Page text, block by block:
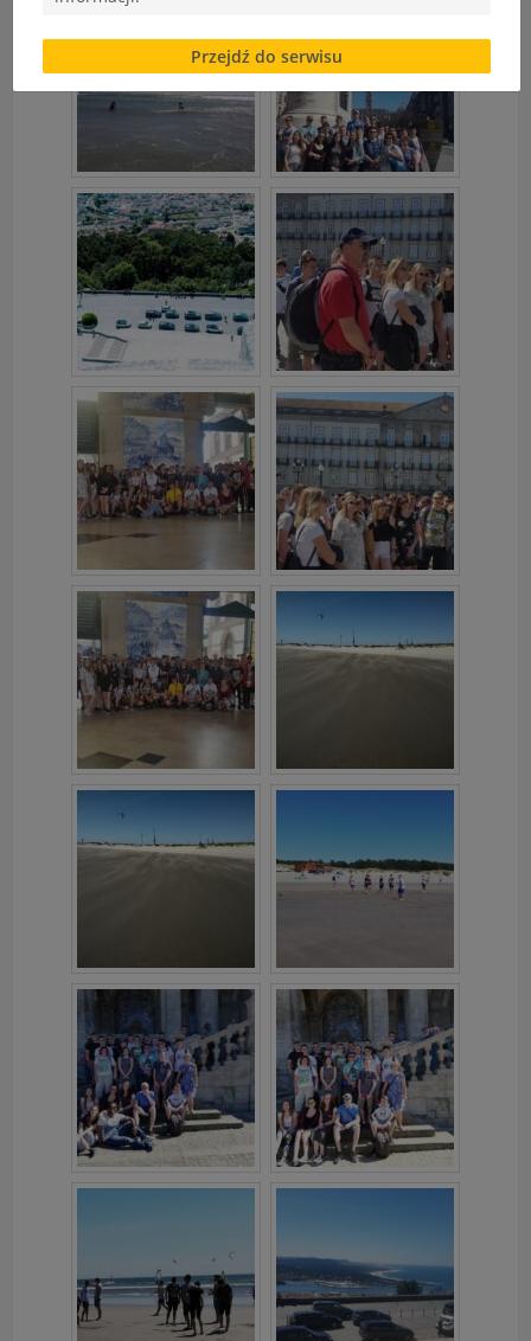
Brak zgody bądź ograniczenie funkcjonalności plików
cookies lub local storage, może utrudnić lub
uniemożliwić korzystanie z Serwisu.
Informacje dotyczące polityki prywatności oraz
przetwarzania danych osobowych dostępne są cały
czas w sekcji
"Nasza szkoła" > "Bezpieczeństwo"
Przejdź do serwisu